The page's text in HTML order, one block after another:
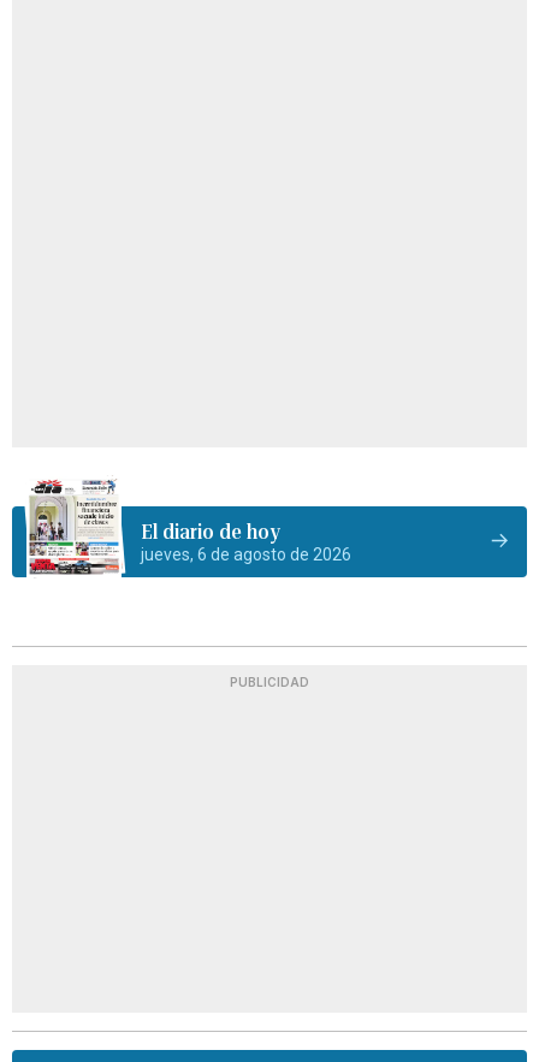
El diario de hoy
jueves, 6 de agosto de 2026
PUBLICIDAD